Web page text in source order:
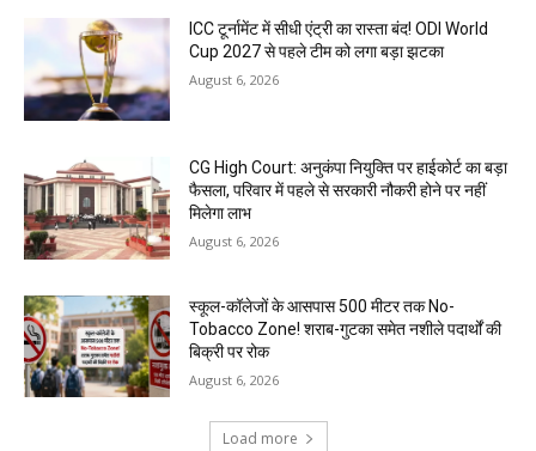
ICC टूर्नामेंट में सीधी एंट्री का रास्ता बंद! ODI World
Cup 2027 से पहले टीम को लगा बड़ा झटका
August 6, 2026
CG High Court: अनुकंपा नियुक्ति पर हाईकोर्ट का बड़ा
फैसला, परिवार में पहले से सरकारी नौकरी होने पर नहीं
मिलेगा लाभ
August 6, 2026
स्कूल-कॉलेजों के आसपास 500 मीटर तक No-
Tobacco Zone! शराब-गुटका समेत नशीले पदार्थों की
बिक्री पर रोक
August 6, 2026
Load more